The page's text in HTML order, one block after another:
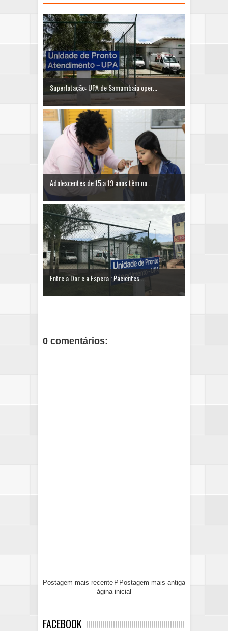
Superlotação: UPA de Samambaia oper...
Adolescentes de 15 a 19 anos têm no...
Entre a Dor e a Espera : Pacientes ...
0 comentários:
Postagem mais recente Postagem mais antiga
P
ágina inicial
FACEBOOK